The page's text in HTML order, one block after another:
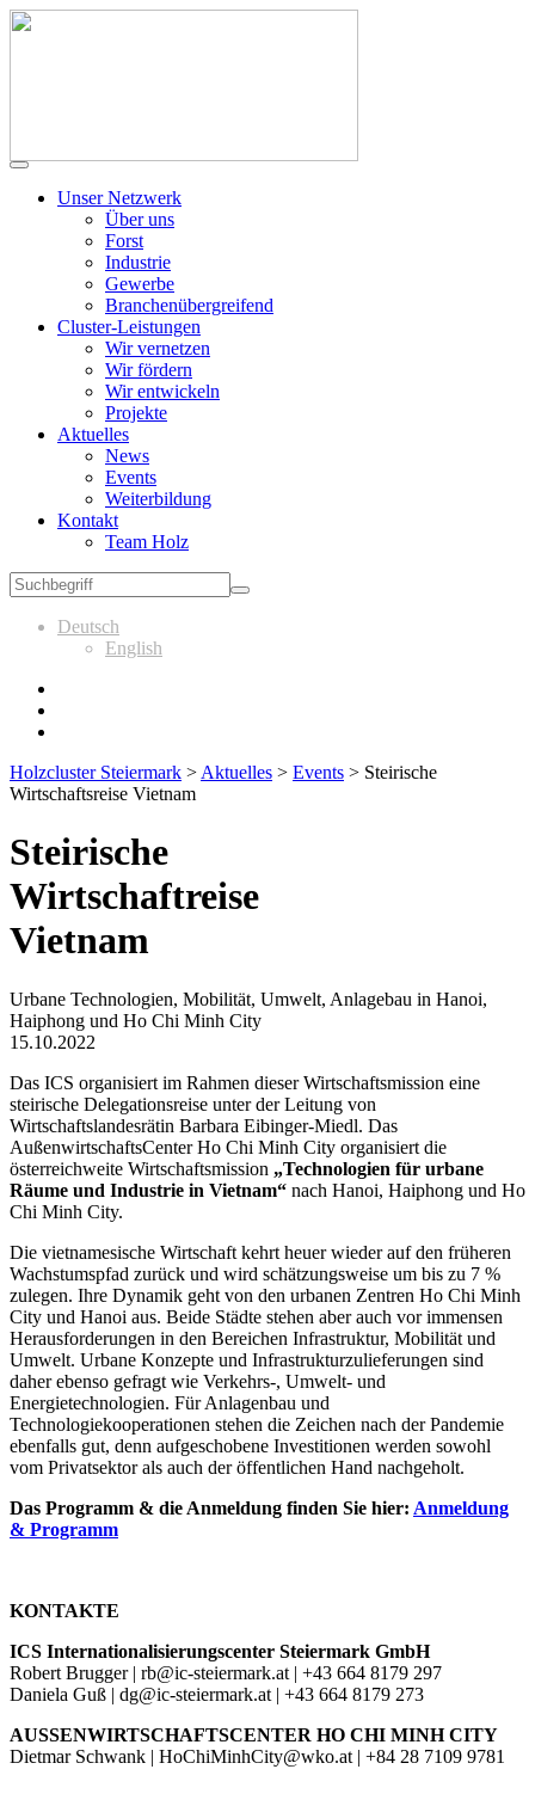
Unser Netzwerk
Über uns
Forst
Industrie
Gewerbe
Branchenübergreifend
Cluster-Leistungen
Wir vernetzen
Wir fördern
Wir entwickeln
Projekte
Aktuelles
News
Events
Weiterbildung
Kontakt
Team Holz
Deutsch
English
Holzcluster Steiermark > Aktuelles > Events > Steirische
Wirtschaftsreise Vietnam
Steirische
Wirtschaftreise
Vietnam
Urbane Technologien, Mobilität, Umwelt, Anlagebau in Hanoi,
Haiphong und Ho Chi Minh City
15.10.2022
Das ICS organisiert im Rahmen dieser Wirtschaftsmission eine
steirische Delegationsreise unter der Leitung von
Wirtschaftslandesrätin Barbara Eibinger-Miedl. Das
AußenwirtschaftsCenter Ho Chi Minh City organisiert die
österreichweite Wirtschaftsmission „Technologien für urbane
Räume und Industrie in Vietnam“ nach Hanoi, Haiphong und Ho
Chi Minh City.
Die vietnamesische Wirtschaft kehrt heuer wieder auf den früheren
Wachstumspfad zurück und wird schätzungsweise um bis zu 7 %
zulegen. Ihre Dynamik geht von den urbanen Zentren Ho Chi Minh
City und Hanoi aus. Beide Städte stehen aber auch vor immensen
Herausforderungen in den Bereichen Infrastruktur, Mobilität und
Umwelt. Urbane Konzepte und Infrastrukturzulieferungen sind
daher ebenso gefragt wie Verkehrs-, Umwelt- und
Energietechnologien. Für Anlagenbau und
Technologiekooperationen stehen die Zeichen nach der Pandemie
ebenfalls gut, denn aufgeschobene Investitionen werden sowohl
vom Privatsektor als auch der öffentlichen Hand nachgeholt.
Das Programm & die Anmeldung finden Sie hier: Anmeldung
& Programm
KONTAKTE
ICS Internationalisierungscenter Steiermark GmbH
Robert Brugger | rb@ic-steiermark.at | +43 664 8179 297
Daniela Guß | dg@ic-steiermark.at | +43 664 8179 273
AUSSENWIRTSCHAFTSCENTER HO CHI MINH CITY
Dietmar Schwank | HoChiMinhCity@wko.at | +84 28 7109 9781